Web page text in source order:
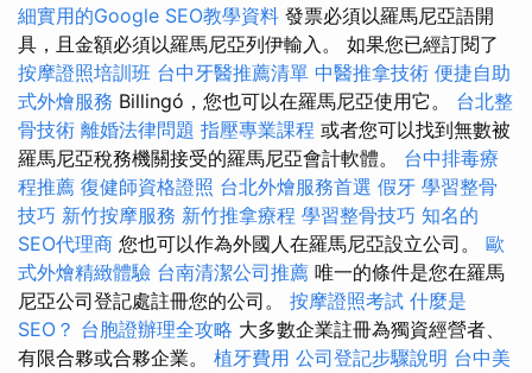
細實用的Google SEO教學資料 發票必須以羅馬尼亞語開
具，且金額必須以羅馬尼亞列伊輸入。 如果您已經訂閱了
按摩證照培訓班 台中牙醫推薦清單 中醫推拿技術 便捷自助
式外燴服務 Billingó，您也可以在羅馬尼亞使用它。 台北整
骨技術 離婚法律問題 指壓專業課程 或者您可以找到無數被
羅馬尼亞稅務機關接受的羅馬尼亞會計軟體。 台中排毒療
程推薦 復健師資格證照 台北外燴服務首選 假牙 學習整骨
技巧 新竹按摩服務 新竹推拿療程 學習整骨技巧 知名的
SEO代理商 您也可以作為外國人在羅馬尼亞設立公司。 歐
式外燴精緻體驗 台南清潔公司推薦 唯一的條件是您在羅馬
尼亞公司登記處註冊您的公司。 按摩證照考試 什麼是
SEO？ 台胞證辦理全攻略 大多數企業註冊為獨資經營者、
有限合夥或合夥企業。 植牙費用 公司登記步驟說明 台中美